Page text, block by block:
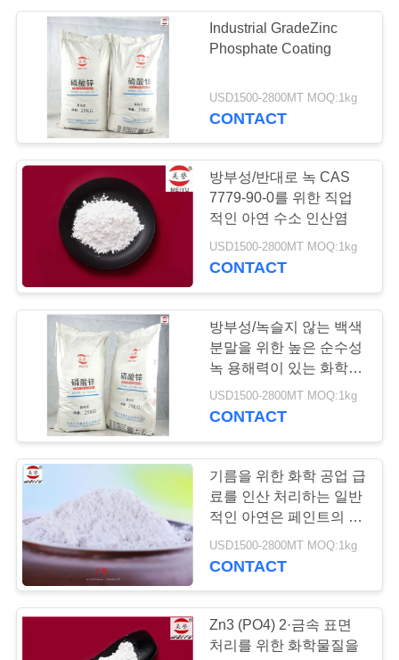
하
맵
PRIVACY
POLICY
단청 알루미늄 인산
염
83
알루미늄 인산염 바
인더
31
알루미늄 메타인산
염
23
Industrial GradeZinc
Phosphate Coating
USD1500-2800MT MOQ:1kg
CONTACT
방부성/반대로 녹 CAS
7779-90-0를 위한 직업
적인 아연 수소 인산염
USD1500-2800MT MOQ:1kg
CONTACT
방부성/녹슬지 않는 백색
분말을 위한 높은 순수성
녹 용해력이 있는 화학물
질
USD1500-2800MT MOQ:1kg
CONTACT
기름을 위한 화학 공업 급
료를 인산 처리하는 일반
적인 아연은 페인트의 기
초를 두었습니다
USD1500-2800MT MOQ:1kg
CONTACT
Zn3 (PO4) 2·금속 표면
처리를 위한 화학물질을